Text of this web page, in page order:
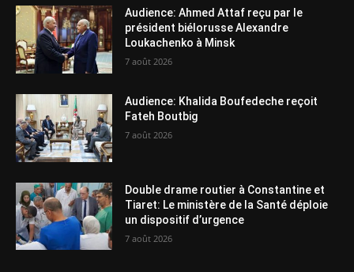
Audience: Ahmed Attaf reçu par le
président biélorusse Alexandre
Loukachenko à Minsk
7 août 2026
Audience: Khalida Boufedeche reçoit
Fateh Boutbig
7 août 2026
Double drame routier à Constantine et
Tiaret: Le ministère de la Santé déploie
un dispositif d’urgence
7 août 2026